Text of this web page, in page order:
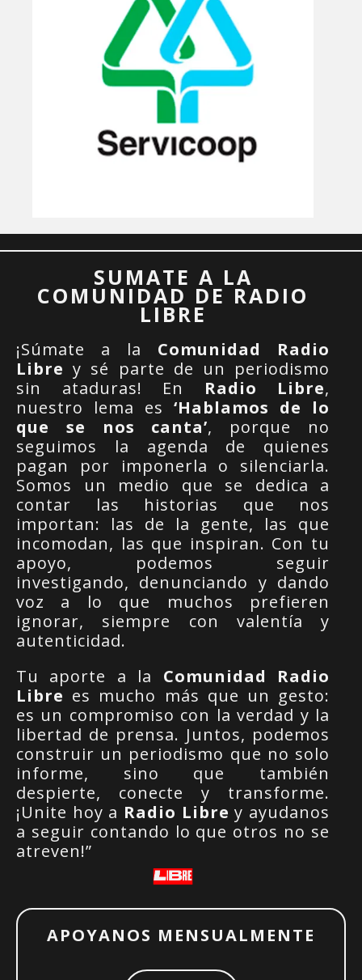
SUMATE A LA
COMUNIDAD DE RADIO
LIBRE
¡Súmate a la Comunidad Radio
Libre y sé parte de un periodismo
sin ataduras! En Radio Libre,
nuestro lema es ‘Hablamos de lo
que se nos canta’, porque no
seguimos la agenda de quienes
pagan por imponerla o silenciarla.
Somos un medio que se dedica a
contar las historias que nos
importan: las de la gente, las que
incomodan, las que inspiran. Con tu
apoyo, podemos seguir
investigando, denunciando y dando
voz a lo que muchos prefieren
ignorar, siempre con valentía y
autenticidad.
Tu aporte a la Comunidad Radio
Libre es mucho más que un gesto:
es un compromiso con la verdad y la
libertad de prensa. Juntos, podemos
construir un periodismo que no solo
informe, sino que también
despierte, conecte y transforme.
¡Unite hoy a Radio Libre y ayudanos
a seguir contando lo que otros no se
atreven!”
APOYANOS MENSUALMENTE